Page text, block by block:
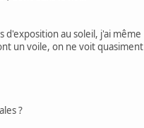
d'exposition au soleil, j'ai même
un voile, on ne voit quasiment
?